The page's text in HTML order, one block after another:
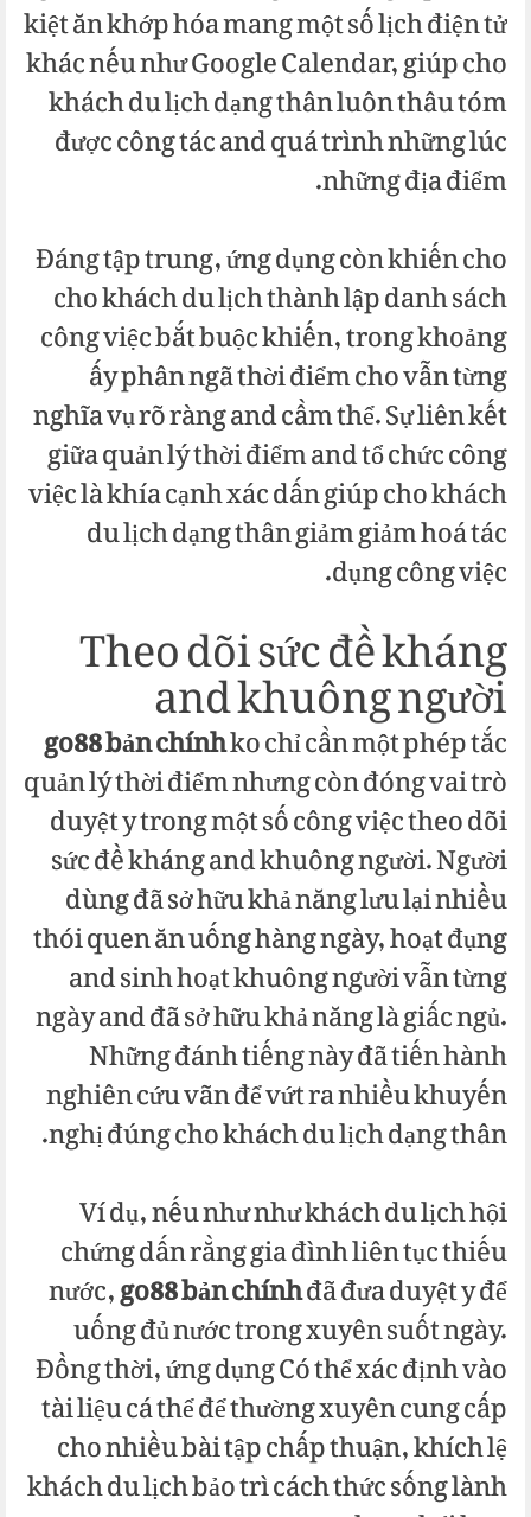
kiệt ăn khớp hóa mang một số lịch điện tử
khác nếu như Google Calendar, giúp cho
khách du lịch dạng thân luôn thâu tóm
được công tác and quá trình những lúc
những địa điểm.
Đáng tập trung, ứng dụng còn khiến cho
cho khách du lịch thành lập danh sách
công việc bắt buộc khiến, trong khoảng
ấy phân ngã thời điểm cho vẫn từng
nghĩa vụ rõ ràng and cầm thể. Sự liên kết
giữa quản lý thời điểm and tổ chức công
việc là khía cạnh xác dấn giúp cho khách
du lịch dạng thân giảm giảm hoá tác
dụng công việc.
Theo dõi sức đề kháng
and khuông người
go88 bản chínhko chỉ cần một phép tắc
quản lý thời điểm nhưng còn đóng vai trò
duyệt y trong một số công việc theo dõi
sức đề kháng and khuông người. Người
dùng đã sở hữu khả năng lưu lại nhiều
thói quen ăn uống hàng ngày, hoạt đụng
and sinh hoạt khuông người vẫn từng
ngày and đã sở hữu khả năng là giấc ngủ.
Những đánh tiếng này đã tiến hành
nghiên cứu vãn để vứt ra nhiều khuyến
nghị đúng cho khách du lịch dạng thân.
Ví dụ, nếu như như khách du lịch hội
chứng dấn rằng gia đình liên tục thiếu
nước,go88 bản chínhđã đưa duyệt y để
uống đủ nước trong xuyên suốt ngày.
Đồng thời, ứng dụng Có thể xác định vào
tài liệu cá thể để thường xuyên cung cấp
cho nhiều bài tập chấp thuận, khích lệ
khách du lịch bảo trì cách thức sống lành